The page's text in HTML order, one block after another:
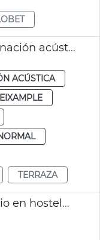
Cursos hostelería contaminación acústica
ACÚSTICA
EIXAMPLE
TERRAZA
Campaña reciclaje de vidrio en hostelería